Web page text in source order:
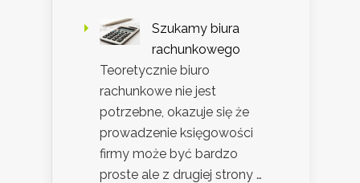
Szukamy biura
rachunkowego
Teoretycznie biuro
rachunkowe nie jest
potrzebne, okazuje się że
prowadzenie księgowości
firmy może być bardzo
proste ale z drugiej strony …